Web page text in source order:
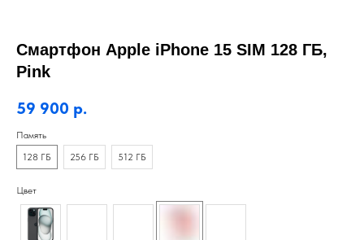
Смартфон Apple iPhone 15 SIM 128 ГБ,
Pink
59 900 р.
Память
128 ГБ
256 ГБ 512 ГБ
Цвет